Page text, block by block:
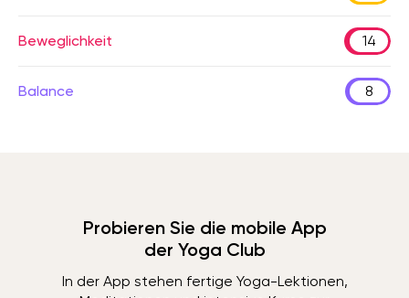
Beweglichkeit 14
Balance 8
Probieren Sie die mobile App
der Yoga Club
In der App stehen fertige Yoga-Lektionen,